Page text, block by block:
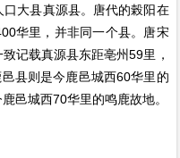
大县真源县。唐代的榖阳在
华里，并非同一个县。唐宋
记载真源县东距亳州59里，
县则是今鹿邑城西60华里的
邑城西70华里的鸣鹿故地。